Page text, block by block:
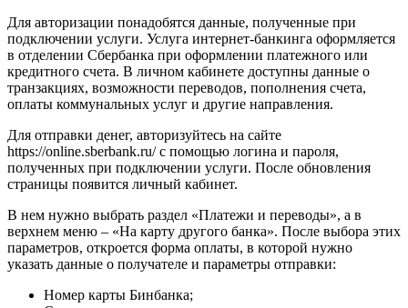
Для авторизации понадобятся данные, полученные при
подключении услуги. Услуга интернет-банкинга оформляется
в отделении Сбербанка при оформлении платежного или
кредитного счета. В личном кабинете доступны данные о
транзакциях, возможности переводов, пополнения счета,
оплаты коммунальных услуг и другие направления.
Для отправки денег, авторизуйтесь на сайте
https://online.sberbank.ru/ с помощью логина и пароля,
полученных при подключении услуги. После обновления
страницы появится личный кабинет.
В нем нужно выбрать раздел «Платежи и переводы», а в
верхнем меню – «На карту другого банка». После выбора этих
параметров, откроется форма оплаты, в которой нужно
указать данные о получателе и параметры отправки:
Номер карты Бинбанка;